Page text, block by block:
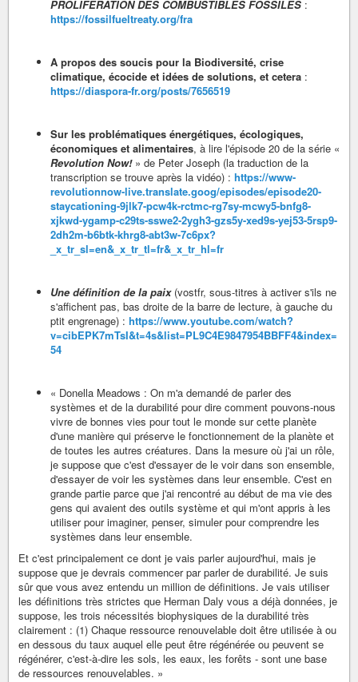
PROLIFÉRATION DES COMBUSTIBLES FOSSILES :
https://fossilfueltreaty.org/fra
A propos des soucis pour la Biodiversité, crise
climatique, écocide et idées de solutions, et cetera :
https://diaspora-fr.org/posts/7656519
Sur les problématiques énergétiques, écologiques,
économiques et alimentaires, à lire l'épisode 20 de la série «
Revolution Now!» de Peter Joseph (la traduction de la
transcription se trouve après la vidéo) : https://www-
revolutionnow-live.translate.goog/episodes/episode20-
staycationing-9jlk7-pcw4k-rctmc-rg7sy-mcwy5-bnfg8-
xjkwd-ygamp-c29ts-sswe2-2ygh3-gzs5y-xed9s-yej53-5rsp9-
2dh2m-b6btk-khrg8-abt3w-7c6px?
_x_tr_sl=en&_x_tr_tl=fr&_x_tr_hl=fr
Une définition de la paix(vostfr, sous-titres à activer s'ils ne
s'affichent pas, bas droite de la barre de lecture, à gauche du
ptit engrenage) : https://www.youtube.com/watch?
v=cibEPK7mTsI&t=4s&list=PL9C4E9847954BBFF4&index=
54
« Donella Meadows : On m'a demandé de parler des
systèmes et de la durabilité pour dire comment pouvons-nous
vivre de bonnes vies pour tout le monde sur cette planète
d'une manière qui préserve le fonctionnement de la planète et
de toutes les autres créatures. Dans la mesure où j'ai un rôle,
je suppose que c'est d'essayer de le voir dans son ensemble,
d'essayer de voir les systèmes dans leur ensemble. C'est en
grande partie parce que j'ai rencontré au début de ma vie des
gens qui avaient des outils système et qui m'ont appris à les
utiliser pour imaginer, penser, simuler pour comprendre les
systèmes dans leur ensemble.
Et c'est principalement ce dont je vais parler aujourd'hui, mais je
suppose que je devrais commencer par parler de durabilité. Je suis
sûr que vous avez entendu un million de définitions. Je vais utiliser
les définitions très strictes que Herman Daly vous a déjà données, je
suppose, les trois nécessités biophysiques de la durabilité très
clairement : (1) Chaque ressource renouvelable doit être utilisée à ou
en dessous du taux auquel elle peut être régénérée ou peuvent se
régénérer, c'est-à-dire les sols, les eaux, les forêts - sont une base
de ressources renouvelables. »